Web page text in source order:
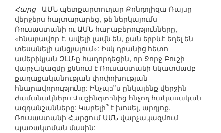
Հարց- ԱՄՆ պետքարտուղար Քոնդոլիզա Ռայսը
վերջերս հայտարարեց, թե ներկայումս
Ռուսաստանի ու ԱՄՆ հարաբերությունները,
«հնարավոր է, ավելի լավն են, քան երբևէ եղել են
տեսանելի անցյալում»: Իսկ դրանից հետո
ամերիկյան ԶԼՄ-ը հաղորդեցին, որ Ջորջ Բուշի
վարչակազմը քննում է Ռուսաստանի նկատմամբ
քաղաքականության փոփոխության
հնարավորությունը: Ինչպե՞ս ընկալենք վերջին
ժամանակներս Վաշինգտոնից հնչող հակասական
ազդանշանները: Կարելի՞ է խոսել, արդյոք,
Ռուսաստանի Հարցում ԱՄՆ վարչակազմում
պառակտման մասին: